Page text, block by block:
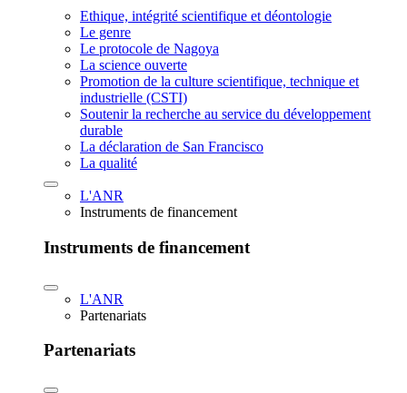
Ethique, intégrité scientifique et déontologie
Le genre
Le protocole de Nagoya
La science ouverte
Promotion de la culture scientifique, technique et
industrielle (CSTI)
Soutenir la recherche au service du développement
durable
La déclaration de San Francisco
La qualité
L'ANR
Instruments de financement
Instruments de financement
L'ANR
Partenariats
Partenariats